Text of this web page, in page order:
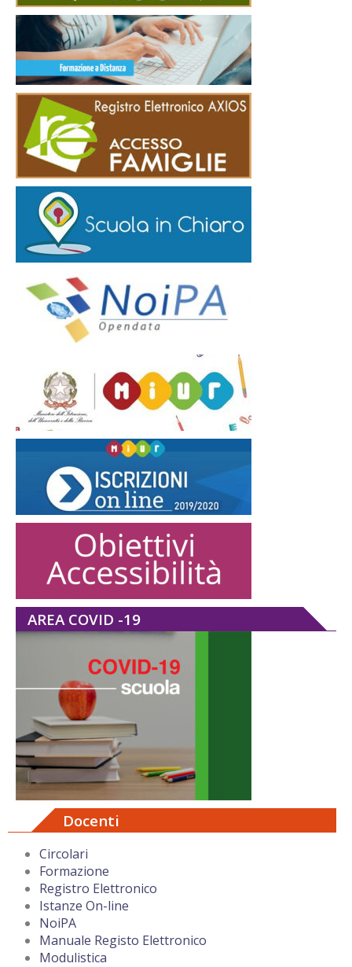
AREA COVID -19
Docenti
Circolari
Formazione
Registro Elettronico
Istanze On-line
NoiPA
Manuale Registo Elettronico
Modulistica